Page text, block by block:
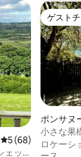
レビュー68件、5
5 (68)
ェッ
ゲスト
ゲスト
ポンサヌ
小さな果
ロケーシ